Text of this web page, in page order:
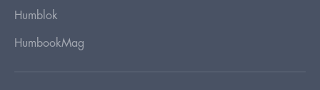
Humblok
HumbookMag